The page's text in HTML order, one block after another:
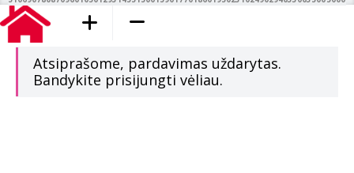
pridėta į krepšelį
Atsiprašome, pardavimas uždarytas.
Bandykite prisijungti vėliau.